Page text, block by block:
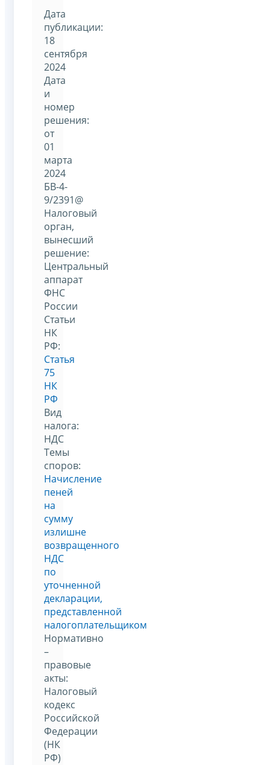
Дата
публикации:
18
сентября
2024
Дата
и
номер
решения:
от
01
марта
2024
БВ-4-
9/2391@
Налоговый
орган,
вынесший
решение:
Центральный
аппарат
ФНС
России
Статьи
НК
РФ:
Статья
75
НК
РФ
Вид
налога:
НДС
Темы
споров:
Начисление
пеней
на
сумму
излишне
возвращенного
НДС
по
уточненной
декларации,
представленной
налогоплательщиком
Нормативно
–
правовые
акты:
Налоговый
кодекс
Российской
Федерации
(НК
РФ)